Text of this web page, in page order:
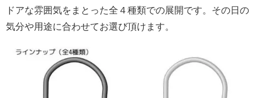
ドアな雰囲気をまとった全４種類での展開です。その日の
気分や用途に合わせてお選び頂けます。